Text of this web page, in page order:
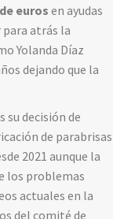
eurosen ayudas
atrás la
Yolanda Díaz
dejando que la
decisión de
de parabrisas
2021 aunque la
los problemas
actuales en la
del comité de